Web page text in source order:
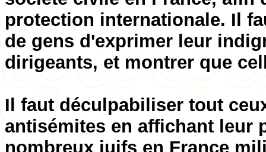
protection internationale. Il
de gens d'exprimer leur
dirigeants, et montrer que
Il faut déculpabiliser tout
antisémites en affichant leur
nombreux juifs en France